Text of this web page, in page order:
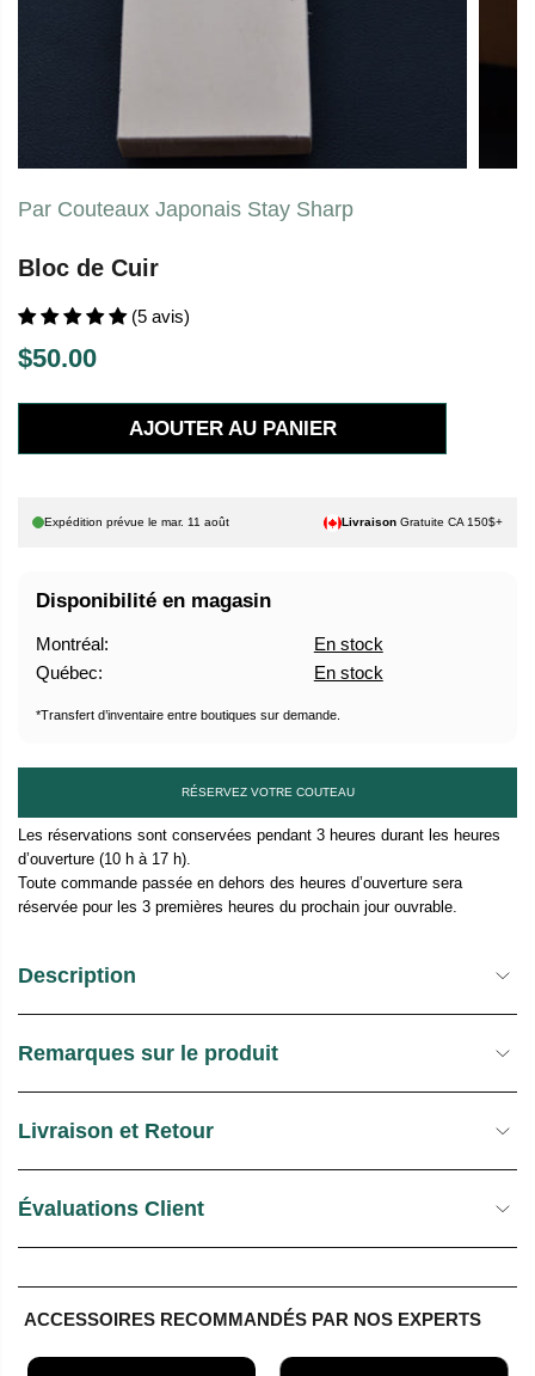
Par Couteaux Japonais Stay Sharp
Bloc de Cuir
(5 avis)
P
R
X
$50.00
AJOUTER AU PANIER
Expédition prévue lemar. 11 août Livraison Gratuite CA 150$+
Disponibilité en magasin
Montréal:
En stock
Québec:
En stock
*Transfert d’inventaire entre boutiques sur demande.
RÉSERVEZ VOTRE COUTEAU
Les réservations sont conservées pendant 3 heures durant les heures
d’ouverture (10 h à 17 h).
Toute commande passée en dehors des heures d’ouverture sera
réservée pour les 3 premières heures du prochain jour ouvrable.
Description
Remarques sur le produit
Livraison et Retour
Évaluations Client
ACCESSOIRES RECOMMANDÉS PAR NOS EXPERTS